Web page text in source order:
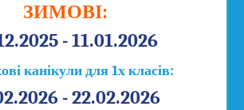
ЗИМОВІ:
- 11.01.2026
канікули для 1х класів:
- 22.02.2026